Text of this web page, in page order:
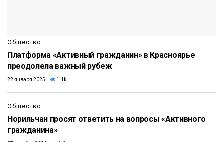
Общество
Платформа «Активный гражданин» в Красноярье
преодолела важный рубеж
22 января 2025 1.1k
Общество
Норильчан просят ответить на вопросы «Активного
гражданина»